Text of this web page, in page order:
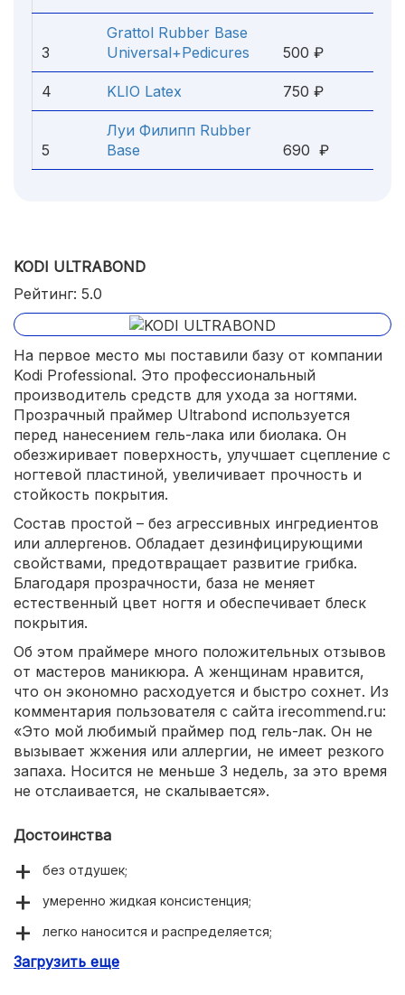
3
Grattol Rubber Base
Universal+Pedicures
500 ₽
4 KLIO Latex 750 ₽
5
Луи Филипп Rubber
Base
690 ₽
KODI ULTRABOND
Рейтинг: 5.0
На первое место мы поставили базу от компании
Kodi Professional. Это профессиональный
производитель средств для ухода за ногтями.
Прозрачный праймер Ultrabond используется
перед нанесением гель-лака или биолака. Он
обезжиривает поверхность, улучшает сцепление с
ногтевой пластиной, увеличивает прочность и
стойкость покрытия.
Состав простой – без агрессивных ингредиентов
или аллергенов. Обладает дезинфицирующими
свойствами, предотвращает развитие грибка.
Благодаря прозрачности, база не меняет
естественный цвет ногтя и обеспечивает блеск
покрытия.
Об этом праймере много положительных отзывов
от мастеров маникюра. А женщинам нравится,
что он экономно расходуется и быстро сохнет. Из
комментария пользователя с сайта irecommend.ru:
«Это мой любимый праймер под гель-лак. Он не
вызывает жжения или аллергии, не имеет резкого
запаха. Носится не меньше 3 недель, за это время
не отслаивается, не скалывается».
Достоинства
без отдушек;
умеренно жидкая консистенция;
легко наносится и распределяется;
быстро сохнет на воздухе;
Загрузить еще